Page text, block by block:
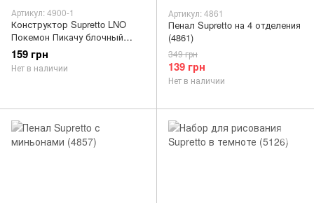
Артикул: 4900-1
Конструктор Supretto LNO
Покемон Пикачу блочный
(4900-1)
159 грн
Нет в наличии
Артикул: 4861
Пенал Supretto на 4 отделения
(4861)
139 грн
349 грн
Нет в наличии